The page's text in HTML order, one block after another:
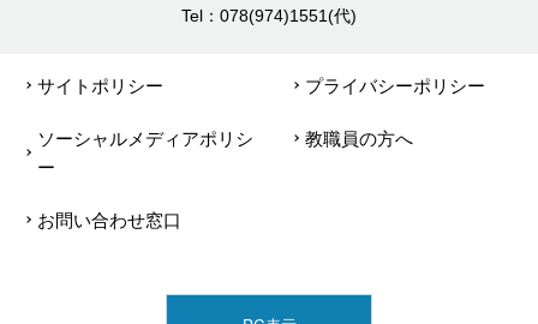
Tel：078(974)1551(代)
サイトポリシー プライバシーポリシー
ソーシャルメディアポリシ
ー
教職員の方へ
お問い合わせ窓口